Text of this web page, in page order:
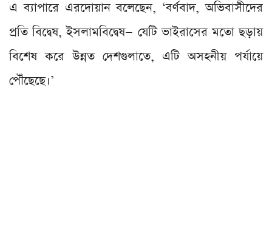
এ ব্যাপারে এরদোয়ান বলেছেন, ‘বর্ণবাদ, অভিবাসীদের
প্রতি বিদ্বেষ, ইসলামবিদ্বেষ— যেটি ভাইরাসের মতো ছড়ায়
বিশেষ করে উন্নত দেশগুলাতে, এটি অসহনীয় পর্যায়ে
পৌঁছেছে।’